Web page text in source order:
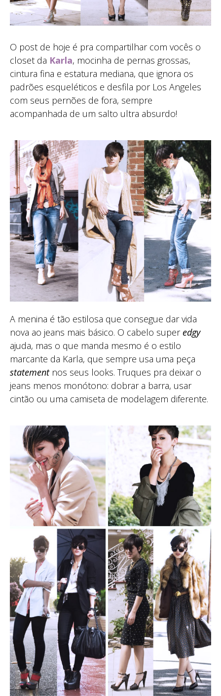
O post de hoje é pra compartilhar com vocês o
closet da Karla, mocinha de pernas grossas,
cintura fina e estatura mediana, que ignora os
padrões esqueléticos e desfila por Los Angeles
com seus pernões de fora, sempre
acompanhada de um salto ultra absurdo!
A menina é tão estilosa que consegue dar vida
nova ao jeans mais básico. O cabelo super edgy
ajuda, mas o que manda mesmo é o estilo
marcante da Karla, que sempre usa uma peça
statementnos seus looks. Truques pra deixar o
jeans menos monótono: dobrar a barra, usar
cintão ou uma camiseta de modelagem diferente.